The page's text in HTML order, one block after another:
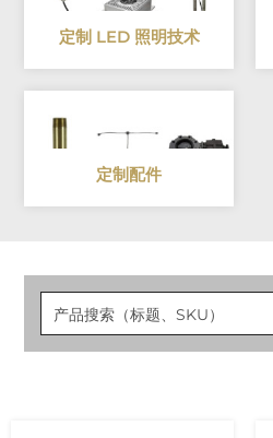
定制 LED 照明技术
定制配件